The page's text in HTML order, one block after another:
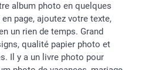
album photo en quelques
page, ajoutez votre texte,
un rien de temps. Grand
qualité papier photo et
Il y a un livre photo pour